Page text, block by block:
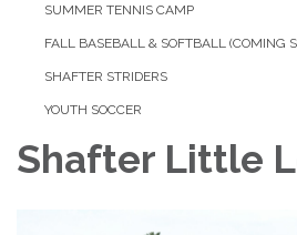
SUMMER TENNIS CAMP
FALL BASEBALL & SOFTBALL (COMING
SHAFTER STRIDERS
YOUTH SOCCER
Shafter Little